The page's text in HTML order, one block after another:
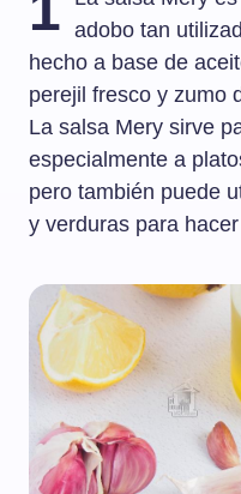
adobo tan
hecho a base de
perejil fresco y zumo
La salsa Mery sirve
especialmente a
pero también puede
y verduras para